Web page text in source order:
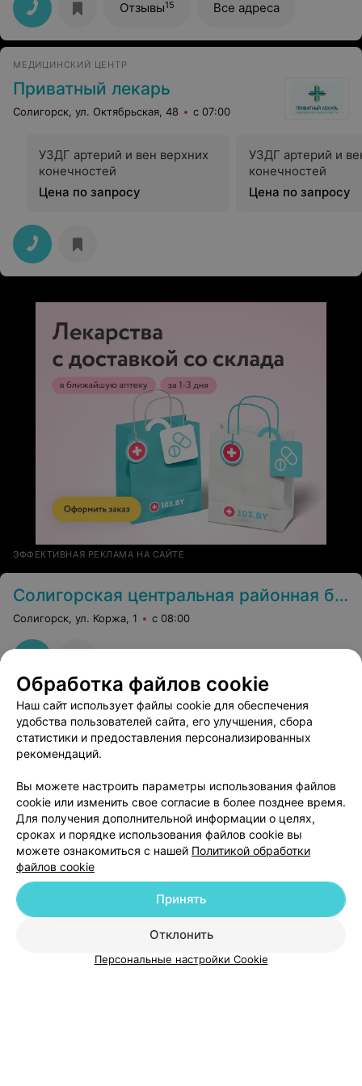
все, осталась под приятным впечателением после
посещения центра и УЗИ. Спасибо)
Отзывы15 Все адреса
МЕДИЦИНСКИЙ ЦЕНТР
Приватный лекарь
Солигорск, ул. Октябрьская, 48 с 07:00
УЗДГ артерий и вен верхних
конечностей
Цена по запросу
УЗДГ артерий и
конечностей
Цена по запросу
ЭФФЕКТИВНАЯ РЕКЛАМА НА САЙТЕ
Солигорская центральная районная больница
Солигорск, ул. Коржа, 1 с 08:00
Добавить специалиста
О проекте Новости проекта
Размещение рекламы
Медицинский маркетинг
Публичный договор
Пользовательское соглашение
Способы оплаты
Обработка файлов cookie
Наш сайт использует файлы cookie для обеспечения
удобства пользователей сайта, его улучшения, сбора
статистики и предоставления персонализированных
рекомендаций.
Вы можете настроить параметры использования файлов
cookie или изменить свое согласие в более позднее время.
Для получения дополнительной информации о целях,
сроках и порядке использования файлов cookie вы
можете ознакомиться с нашей Политикой обработки
файлов cookie
Отклонить
Принять
Персональные настройки Cookie